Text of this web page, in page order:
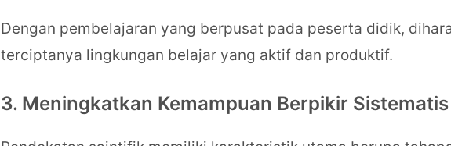
Dengan pembelajaran yang berpusat pada peserta didik,
terciptanya lingkungan belajar yang aktif dan produktif.
3. Meningkatkan Kemampuan Berpikir Sistematis